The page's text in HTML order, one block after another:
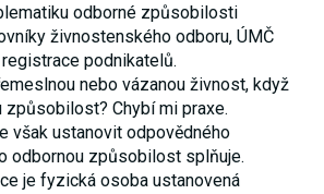
odborné způsobilosti
živnostenského odboru, ÚMČ
podnikatelů.
nebo vázanou živnost, když
způsobilost? Chybí mi praxe.
však ustanovit odpovědného
odbornou způsobilost splňuje.
je fyzická osoba ustanovená